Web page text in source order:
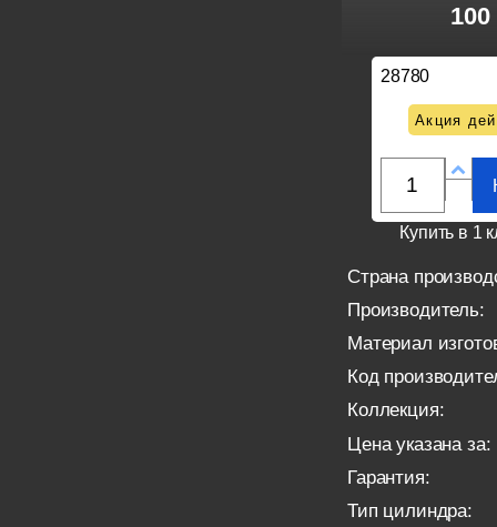
28780
Акция
Купить в 1
Страна
Производитель:
Материал
Код
Коллекция:
Цена указана за:
Гарантия:
Тип цилиндра: